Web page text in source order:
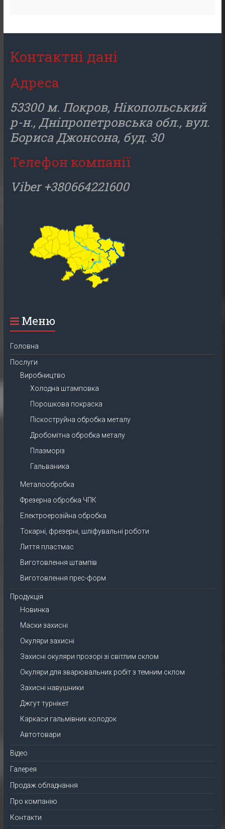
Контактні дані
Адреса
53300 м. Покров, Нікопольський
р-н., Дніпропетровська обл., вул.
Бориса Джонсона, буд. 30
Телефон компанії
Viber +380664221600
Меню
Головна
Послуги
Виробництво
Холодна штамповка
Порошкова покраска
Піскоструйна обробка металу
Дробомітна обробка металу
Плазморіз
Гальваника
Металообробка
Фрезерна обробка ЧПК
Електроерозійна обробка
Токарні, фрезерні, шліфувальні роботи
Лиття пластмас
Виготовлення штампів
Виготовлення прес-форм
Продукція
Новинка
Маски захисні
Окуляри захисні
Захисні окуляри прозорі зі світлим склом
Окуляри для зварювальних робіт з темним склом
Захисні навушники
Джгут турнікет
Каркаси гальмівних колодок
Автотовари
Відео
Галерея
Продаж обладнання
Про компанію
Контакти